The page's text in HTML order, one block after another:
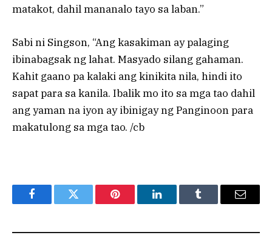
matakot, dahil mananalo tayo sa laban.”
Sabi ni Singson, “Ang kasakiman ay palaging
ibinabagsak ng lahat. Masyado silang gahaman.
Kahit gaano pa kalaki ang kinikita nila, hindi ito
sapat para sa kanila. Ibalik mo ito sa mga tao dahil
ang yaman na iyon ay ibinigay ng Panginoon para
makatulong sa mga tao. /cb
FacebookTwitter Pinterest LinkedInTumblr Email